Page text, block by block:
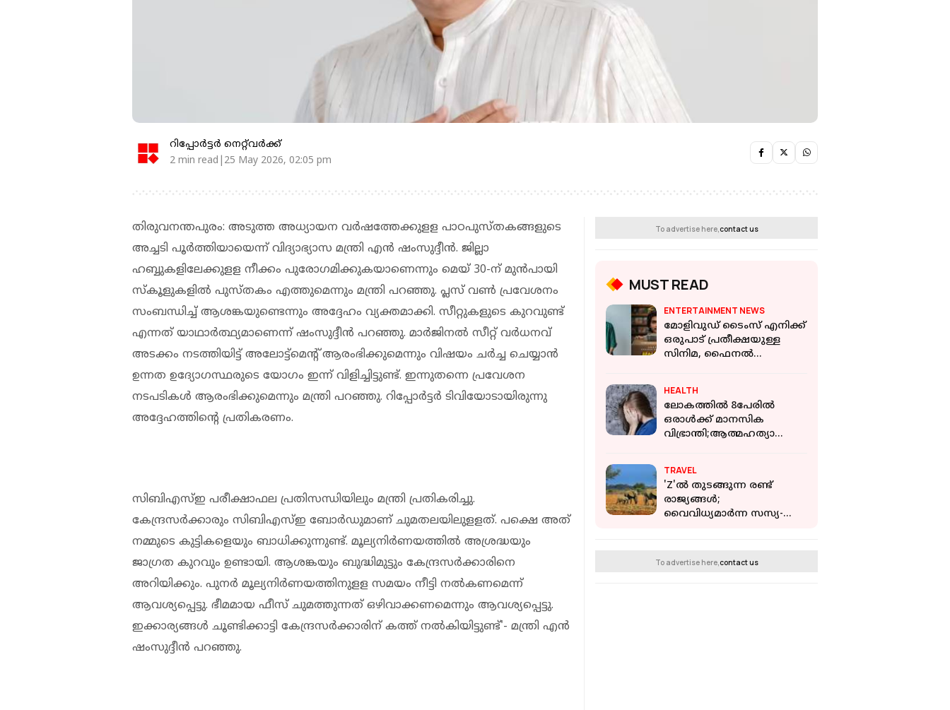
റിപ്പോർട്ടർ നെറ്റ്‌വര്‍ക്ക്‌
2 min read|25 May 2026, 02:05 pm
തിരുവനന്തപുരം: അടുത്ത അധ്യായന വര്‍ഷത്തേക്കുളള പാഠപുസ്തകങ്ങളുടെ
അച്ചടി പൂര്‍ത്തിയായെന്ന് വിദ്യാഭ്യാസ മന്ത്രി എന്‍ ഷംസുദ്ദീന്‍. ജില്ലാ
ഹബ്ബുകളിലേക്കുളള നീക്കം പുരോഗമിക്കുകയാണെന്നും മെയ് 30-ന് മുന്‍പായി
സ്‌കൂളുകളില്‍ പുസ്തകം എത്തുമെന്നും മന്ത്രി പറഞ്ഞു. പ്ലസ് വണ്‍ പ്രവേശനം
സംബന്ധിച്ച് ആശങ്കയുണ്ടെന്നും അദ്ദേഹം വ്യക്തമാക്കി. സീറ്റുകളുടെ കുറവുണ്ട്
എന്നത് യാഥാര്‍ത്ഥ്യമാണെന്ന് ഷംസുദ്ദീന്‍ പറഞ്ഞു. മാര്‍ജിനല്‍ സീറ്റ് വര്‍ധനവ്
അടക്കം നടത്തിയിട്ട് അലോട്ട്‌മെന്റ് ആരംഭിക്കുമെന്നും വിഷയം ചര്‍ച്ച ചെയ്യാന്‍
ഉന്നത ഉദ്യോഗസ്ഥരുടെ യോഗം ഇന്ന് വിളിച്ചിട്ടുണ്ട്. ഇന്നുതന്നെ പ്രവേശന
നടപടികള്‍ ആരംഭിക്കുമെന്നും മന്ത്രി പറഞ്ഞു. റിപ്പോര്‍ട്ടര്‍ ടിവിയോടായിരുന്നു
അദ്ദേഹത്തിന്റെ പ്രതികരണം.
സിബിഎസ്ഇ പരീക്ഷാഫല പ്രതിസന്ധിയിലും മന്ത്രി പ്രതികരിച്ചു.
കേന്ദ്രസര്‍ക്കാരും സിബിഎസ്ഇ ബോര്‍ഡുമാണ് ചുമതലയിലുളളത്. പക്ഷെ അത്
നമ്മുടെ കുട്ടികളെയും ബാധിക്കുന്നുണ്ട്. മൂല്യനിര്‍ണയത്തില്‍ അശ്രദ്ധയും
ജാഗ്രത കുറവും ഉണ്ടായി. ആശങ്കയും ബുദ്ധിമുട്ടും കേന്ദ്രസര്‍ക്കാരിനെ
അറിയിക്കും. പുനര്‍ മൂല്യനിര്‍ണയത്തിനുളള സമയം നീട്ടി നല്‍കണമെന്ന്
ആവശ്യപ്പെട്ടു. ഭീമമായ ഫീസ് ചുമത്തുന്നത് ഒഴിവാക്കണമെന്നും ആവശ്യപ്പെട്ടു.
ഇക്കാര്യങ്ങള്‍ ചൂണ്ടിക്കാട്ടി കേന്ദ്രസര്‍ക്കാരിന് കത്ത് നല്‍കിയിട്ടുണ്ട്'- മന്ത്രി എന്‍
ഷംസുദ്ദീന്‍ പറഞ്ഞു.
To advertise here, contact us
MUST READ
ENTERTAINMENT NEWS
മോളിവുഡ് ടൈംസ് എനിക്ക്
ഒരുപാട് പ്രതീക്ഷയുള്ള
സിനിമ, ഫൈനൽ
HEALTH
ലോകത്തിൽ 8പേരിൽ
ഒരാൾക്ക് മാനസിക
വിഭ്രാന്തി;ആത്മഹത്യാ
ഭയപ്പെടുത്തുന്നത്
TRAVEL
'Z'ൽ തുടങ്ങുന്ന രണ്ട്
രാജ്യങ്ങൾ;
വൈവിധ്യമാർന്ന സസ്യ-
To advertise here, contact us